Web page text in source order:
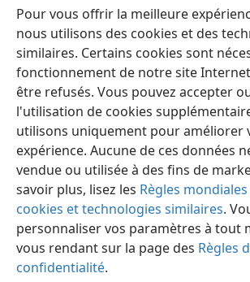
Pour vous offrir la meilleure
nous utilisons des cookies et des
similaires. Certains cookies sont
fonctionnement de notre site
être refusés. Vous pouvez accepter
l'utilisation de cookies
utilisons uniquement pour améliorer
expérience. Aucune de ces données
vendue ou utilisée à des fins de
savoir plus, lisez les Règles
cookies et technologies similaires.
personnaliser vos paramètres à tout
vous rendant sur la page des Règles
confidentialité.
Shéaltiel +, déclare Jéhovah, et je
une bague à sceller, car c’est toi que
déclare Jéhovah des armées. »
Français Partager
Copyright © 2026 Watch Tower Bible and Tract
Conditions d’utilisation
Règles de
Paramètres de confidentialité